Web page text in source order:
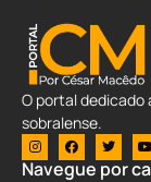
O portal dedicado
sobralense.
Navegue por